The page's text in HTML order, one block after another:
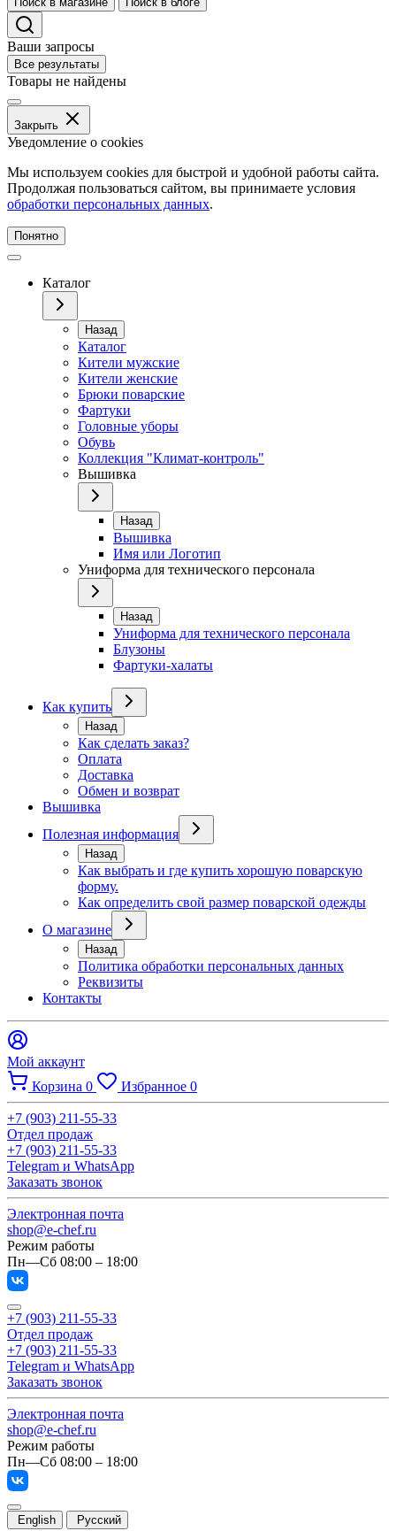
Ваши запросы
Все результаты
Товары не найдены
Закрыть
Уведомление о cookies
Мы используем cookies для быстрой и удобной работы сайта.
Продолжая пользоваться сайтом, вы принимаете условия
обработки персональных данных.
Понятно
Каталог
Назад
Каталог
Кители мужские
Кители женские
Брюки поварские
Фартуки
Головные уборы
Обувь
Коллекция "Климат-контроль"
Вышивка
Назад
Вышивка
Имя или Логотип
Униформа для технического персонала
Назад
Униформа для технического персонала
Блузоны
Фартуки-халаты
Как купить
Назад
Как сделать заказ?
Оплата
Доставка
Обмен и возврат
Вышивка
Полезная информация
Назад
Как выбрать и где купить хорошую поварскую
форму.
Как определить свой размер поварской одежды
О магазине
Назад
Политика обработки персональных данных
Реквизиты
Контакты
Мой аккаунт
Корзина 0 Избранное 0
+7 (903) 211-55-33
Отдел продаж
+7 (903) 211-55-33
Telegram и WhatsApp
Заказать звонок
Электронная почта
shop@e-chef.ru
Режим работы
Пн—Сб 08:00 – 18:00
+7 (903) 211-55-33
Отдел продаж
+7 (903) 211-55-33
Telegram и WhatsApp
Заказать звонок
Электронная почта
shop@e-chef.ru
Режим работы
Пн—Сб 08:00 – 18:00
English Русский